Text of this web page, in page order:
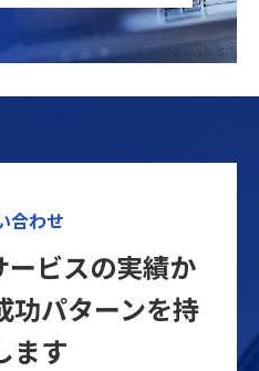
合わせ
ビスの実績か
功パターンを持
ます